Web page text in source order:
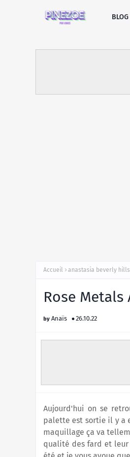
BLOG
Accueil anastasia beverly hills
Rose Metals
Anaïs 26.10.22
Aujourd'hui on se
palette est sortie il y a
maquillage ça va
qualité des fard et leur